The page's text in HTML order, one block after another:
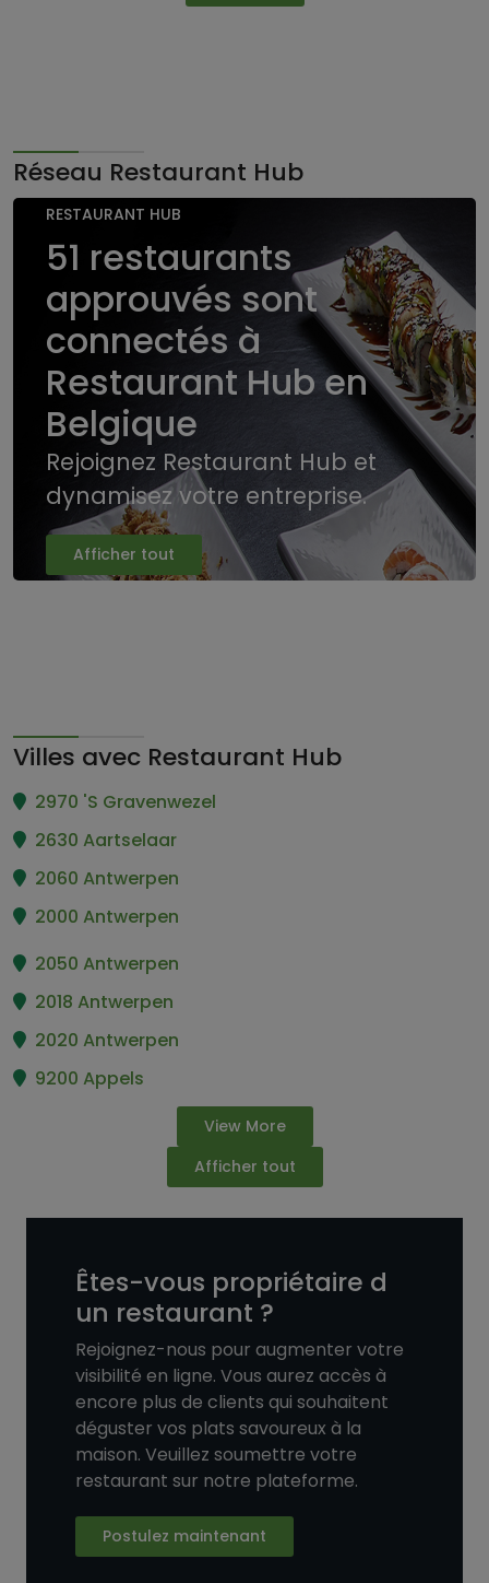
Réseau Restaurant Hub
RESTAURANT HUB
51 restaurants
approuvés sont
connectés à
Restaurant Hub en
Belgique
Rejoignez Restaurant Hub et
dynamisez votre entreprise.
Afficher tout
Villes avec Restaurant Hub
2970 'S Gravenwezel
2630 Aartselaar
2060 Antwerpen
2000 Antwerpen
2050 Antwerpen
2018 Antwerpen
2020 Antwerpen
9200 Appels
View More
Afficher tout
Êtes-vous propriétaire d
un restaurant ?
Rejoignez-nous pour augmenter votre
visibilité en ligne. Vous aurez accès à
encore plus de clients qui souhaitent
déguster vos plats savoureux à la
maison. Veuillez soumettre votre
restaurant sur notre plateforme.
Postulez maintenant